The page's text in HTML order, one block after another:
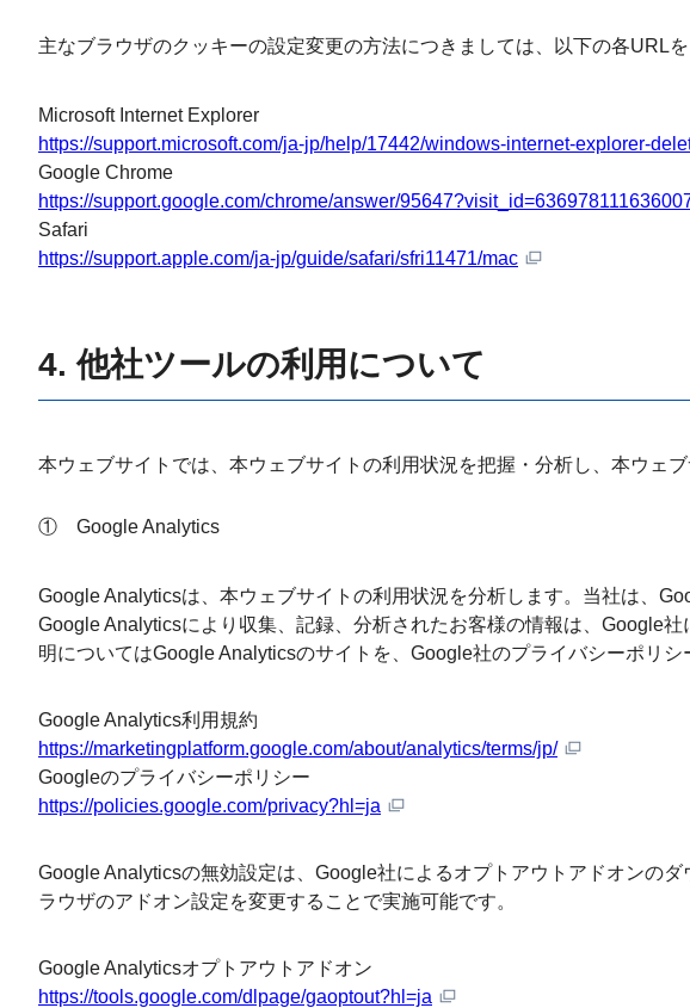
主なブラウザのクッキーの設定変更の方法につきましては、以下の各URLを
Microsoft Internet Explorer
https://support.microsoft.com/ja-jp/help/17442/windows-internet-explorer-
Google Chrome
https://support.google.com/chrome/answer/
Safari
https://support.apple.com/ja-jp/guide/safari/sfri11471/mac
4. 他社ツールの利用について
本ウェブサイトでは、本ウェブサイトの利用状況を把握・分析し、本ウェ
① Google Analytics
Google Analyticsは、本ウェブサイトの利用状況を分析します。当社は、
Google Analyticsにより収集、記録、分析されたお客様の情報は、Google
明についてはGoogle Analyticsのサイトを、Google社のプライバシーポリ
Google Analytics利用規約
https://marketingplatform.google.com/about/analytics/terms/jp/
Googleのプライバシーポリシー
https://policies.google.com/privacy?hl=ja
Google Analyticsの無効設定は、Google社によるオプトアウトアドオンの
ラウザのアドオン設定を変更することで実施可能です。
Google Analyticsオプトアウトアドオン
https://tools.google.com/dlpage/gaoptout?hl=ja